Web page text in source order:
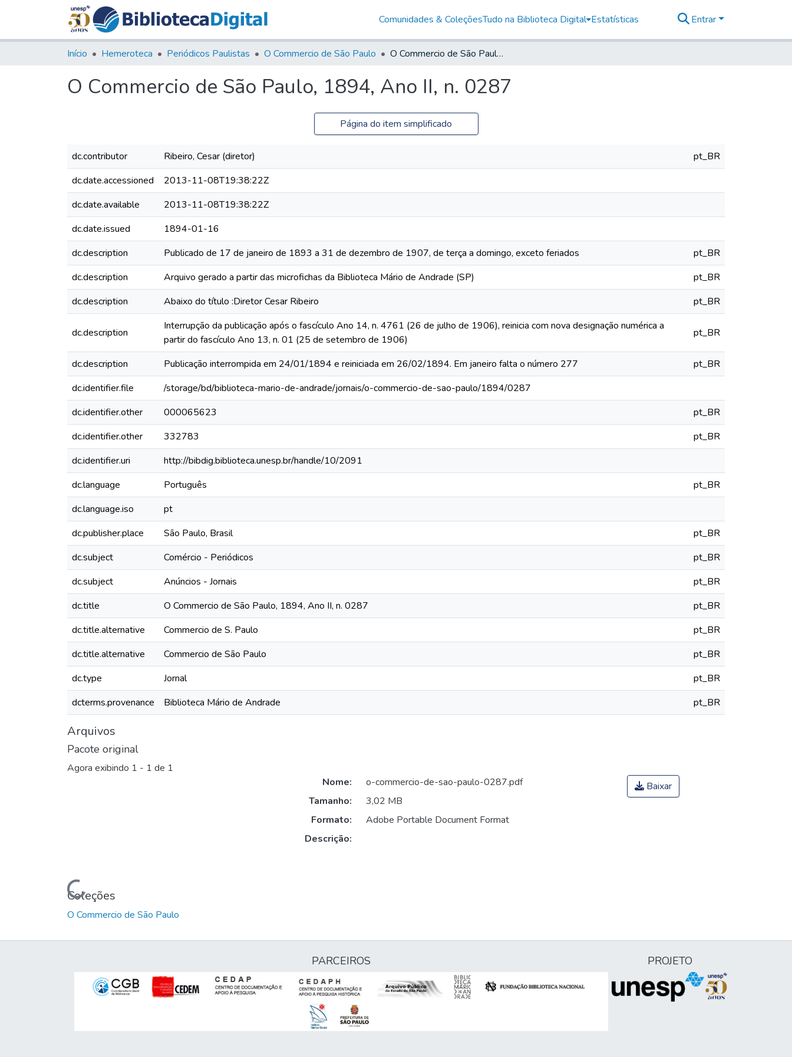
Comunidades & ColeçõesTudo na Biblioteca Digital Estatísticas Entrar
Início Hemeroteca Periódicos Paulistas O Commercio de São Paulo O Commercio de São Paulo, 1894, Ano II, n. 0287
O Commercio de São Paulo, 1894, Ano II, n. 0287
Página do item simplificado
dc.contributor Ribeiro, Cesar (diretor)
pt_BR
dc.date.accessioned
2013-11-08T19:38:22Z
dc.date.available
2013-11-08T19:38:22Z
dc.date.issued
1894-01-16
dc.description
Publicado de 17 de janeiro de 1893 a 31 de dezembro de 1907, de terça a domingo, exceto feriados
pt_BR
dc.description
Arquivo gerado a partir das microfichas da Biblioteca Mário de Andrade (SP)
pt_BR
dc.description
Abaixo do título :Diretor Cesar Ribeiro pt_BR
dc.description
Interrupção da publicação após o fascículo Ano 14, n. 4761 (26 de julho de 1906), reinicia com nova designação numérica a
partir do fascículo Ano 13, n. 01 (25 de setembro de 1906)
pt_BR
dc.description Publicação interrompida em 24/01/1894 e reiniciada em 26/02/1894. Em janeiro falta o número 277
pt_BR
dc.identifier.file
/storage/bd/biblioteca-mario-de-andrade/jornais/o-commercio-de-sao-paulo/1894/0287
dc.identifier.other
000065623
pt_BR
dc.identifier.other
332783
pt_BR
dc.identifier.uri
http://bibdig.biblioteca.unesp.br/handle/10/2091
dc.language
Português
pt_BR
dc.language.iso
pt
dc.publisher.place
São Paulo, Brasil
pt_BR
dc.subject
Comércio - Periódicos
pt_BR
dc.subject
Anúncios - Jornais
pt_BR
dc.title
O Commercio de São Paulo, 1894, Ano II, n. 0287
pt_BR
dc.title.alternative
Commercio de S. Paulo
pt_BR
dc.title.alternative
Commercio de São Paulo
pt_BR
dc.type
Jornal
pt_BR
dcterms.provenance
Biblioteca Mário de Andrade pt_BR
Arquivos
Pacote original
Agora exibindo 1 - 1 de 1
Carregando...
Nome:
o-commercio-de-sao-paulo-0287.pdf
Tamanho:
3,02 MB
Formato:
Adobe Portable Document Format
Descrição:
Baixar
Coleções
O Commercio de São Paulo
PARCEIROS PROJETO